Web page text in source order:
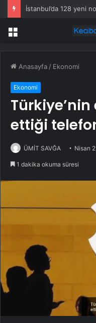
İstanbul’da 128 yeni
Menü
Anasayfa / Ekonomi
Ekonomi
ettiği
ÜMİT SAVĞA Nisan
1 dakika okuma süresi